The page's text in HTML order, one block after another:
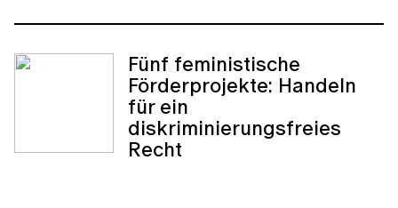
Fünf feministische
Förderprojekte: Handeln
für ein
diskriminierungsfreies
Recht